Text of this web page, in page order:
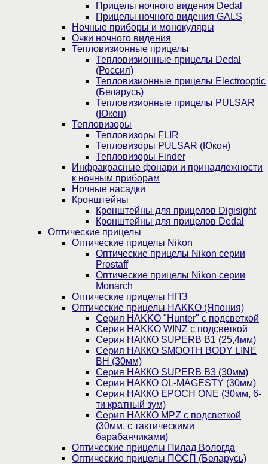
Прицелы ночного видения Dedal
Прицелы ночного видения GALS
Ночные приборы и монокуляры
Очки ночного видения
Тепловизионные прицелы
Тепловизионные прицелы Dedal
(Россия)
Тепловизионные прицелы Electrooptic
(Беларусь)
Тепловизионные прицелы PULSAR
(Юкон)
Тепловизоры
Тепловизоры FLIR
Тепловизоры PULSAR (Юкон)
Тепловизоры Finder
Инфракрасные фонари и принадлежности
к ночным приборам
Ночные насадки
Кронштейны
Кронштейны для прицелов Digisight
Кронштейны для прицелов Dedal
Оптические прицелы
Оптические прицелы Nikon
Оптические прицелы Nikon серии
Prostaff
Оптические прицелы Nikon серии
Monarch
Оптические прицелы НПЗ
Оптические прицелы HAKKO (Япония)
Cерия HAKKO "Hunter" с подсветкой
Серия НAKKO WINZ с подсветкой
Серия НАККО SUPERB B1 (25,4мм)
Серия НАККО SMOOTH BODY LINE
BH (30мм)
Серия НАККО SUPERB B3 (30мм)
Серия НАККО OL-MAGESTY (30мм)
Серия НАККО EPOCH ONE (30мм, 6-
ти кратный зум)
Серия НАККО MPZ с подсветкой
(30мм, c тактическими
барабанчиками)
Оптические прицелы Пилад Вологда
Оптические прицелы ПОСП (Беларусь)